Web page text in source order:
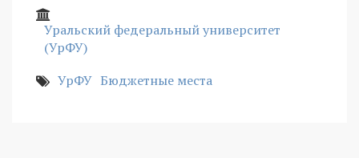
Уральский федеральный университет
(УрФУ)
УрФУ Бюджетные места